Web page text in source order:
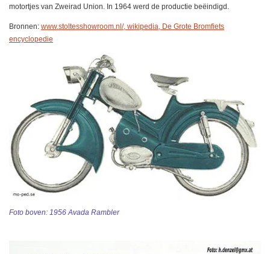
motortjes van Zweirad Union. In 1964 werd de productie beëindigd.
Bronnen: www.stoltesshowroom.nl/, wikipedia, De Grote Bromfiets
encyclopedie
Foto boven: 1956 Avada Rambler